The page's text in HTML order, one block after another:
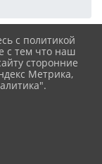
с политикой
с тем что наш
сторонние
Метрика,